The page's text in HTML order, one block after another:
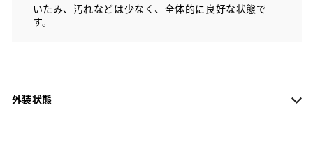
いたみ、汚れなどは少なく、全体的に良好な状態で
す。
外装状態